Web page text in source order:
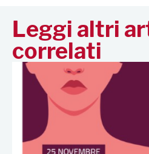
Leggi altri
correlati